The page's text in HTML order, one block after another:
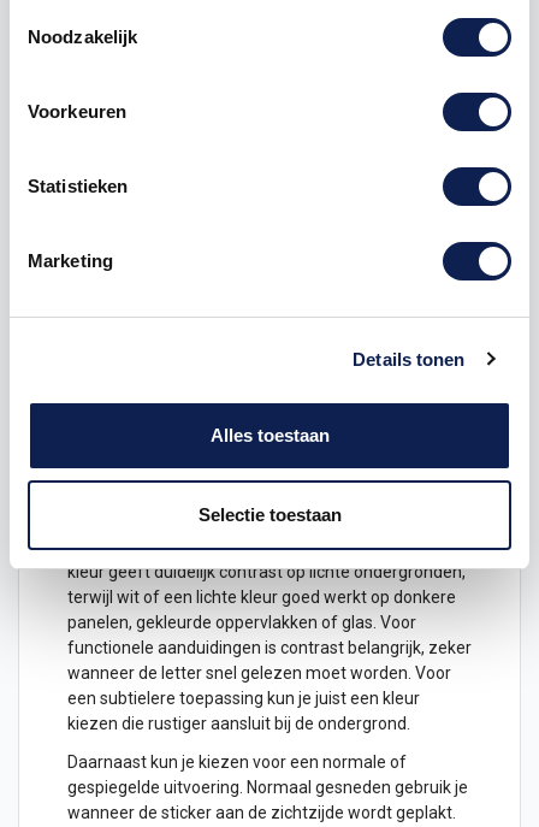
Noodzakelijk
Voorkeuren
Statistieken
Marketing
Details tonen
Alles toestaan
Selectie toestaan
klaslokaal-aanduiding of als herkenbare markering
op een raam of deur. Door de neutrale vorm van Arial
isnaamsticker maken
vaak praktischer. Wil je naast
je bestelling.
1 cm tot en met 120 cm. Daardoor kun je de sticker
of persoonlijke spullen, maar ook groot toepassen op
ramen, deuren, muren, panelen, borden of
verhouding van het lettertype, zodat de C zijn
herkenbare Arial-vorm behoudt.
Je kiest zelf de kleur van de sticker. Een donkere
kleur geeft duidelijk contrast op lichte ondergronden,
terwijl wit of een lichte kleur goed werkt op donkere
panelen, gekleurde oppervlakken of glas. Voor
functionele aanduidingen is contrast belangrijk, zeker
wanneer de letter snel gelezen moet worden. Voor
een subtielere toepassing kun je juist een kleur
kiezen die rustiger aansluit bij de ondergrond.
Daarnaast kun je kiezen voor een normale of
gespiegelde uitvoering. Normaal gesneden gebruik je
wanneer de sticker aan de zichtzijde wordt geplakt.